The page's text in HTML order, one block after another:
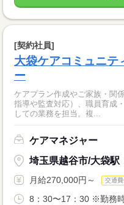
[契約社員]
大袋ケアコミュニテ
ー
ケアプラン作成やご家族・関
指導や監査対応）、職員育成
しての業務を担当。複...
ケアマネジャー
埼玉県越谷市/大袋駅
月給270,000円～ 交通
8：30〜17：30 ※勤務